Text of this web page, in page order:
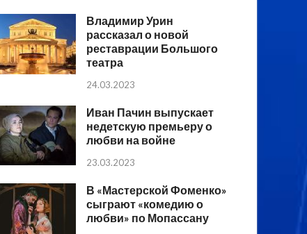
Владимир Урин
рассказал о новой
реставрации Большого
театра
24.03.2023
Иван Пачин выпускает
недетскую премьеру о
любви на войне
23.03.2023
В «Мастерской Фоменко»
сыграют «комедию о
любви» по Мопассану